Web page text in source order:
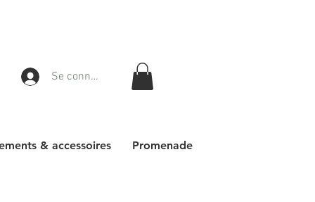
Se connecter
& accessoires Promenade